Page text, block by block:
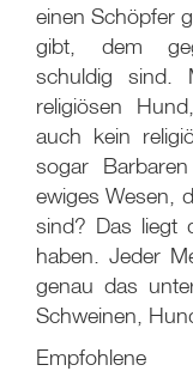
einen Schöpfer
gibt, dem
schuldig sind.
religiösen
auch kein
sogar
ewiges Wesen,
sind? Das liegt
haben. Jeder
genau das
Schweinen,